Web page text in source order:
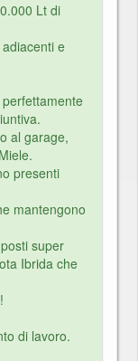
Lt di
e
al garage,
presenti
mantengono
super
Ibrida che
di lavoro.